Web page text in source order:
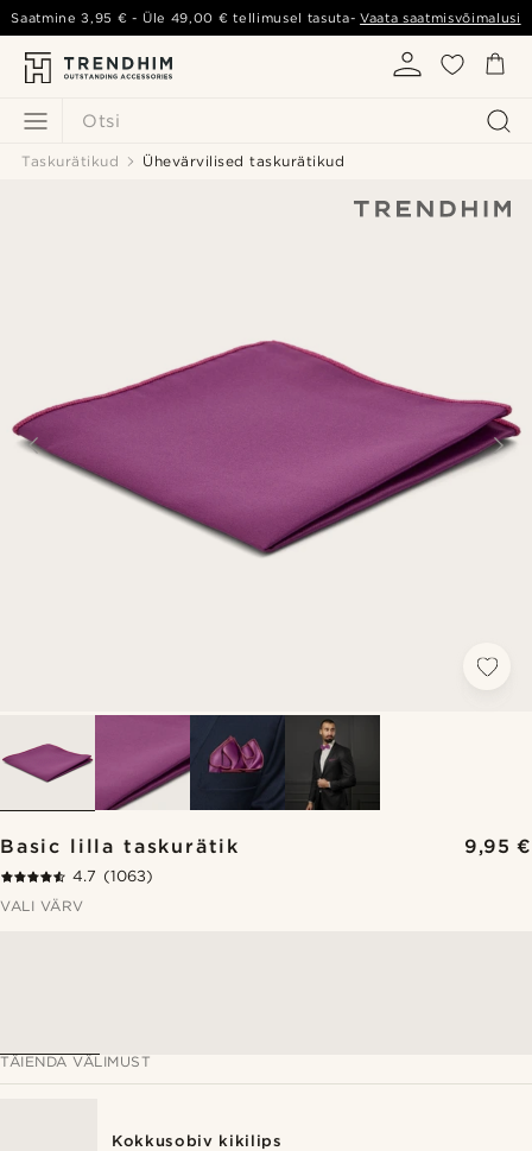
Otsi
Saatmine3,95 € - Üle 49,00 € tellimusel tasuta-Vaata saatmisvõimalusi
Taskurätikud Ühevärvilised taskurätikud
Basic lilla taskurätik 9,95 €
4.7 (1063)
VALI VÄRV
TÄIENDA VÄLIMUST
Kokkusobiv kikilips